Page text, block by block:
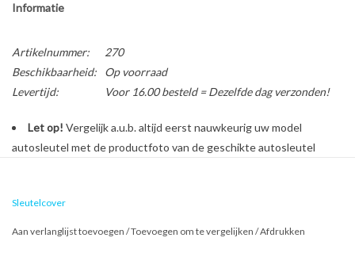
Informatie
Artikelnummer:
270
Beschikbaarheid:
Op voorraad
Levertijd:
Voor 16.00 besteld = Dezelfde dag verzonden!
Let op! Vergelijk a.u.b. altijd eerst nauwkeurig uw model
autosleutel met de productfoto van de geschikte autosleutel
Sleutelcover
Aan verlanglijst toevoegen /Toevoegen om te vergelijken /Afdrukken